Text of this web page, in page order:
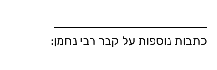
כתבות נוספות על קבר רבי נחמן: